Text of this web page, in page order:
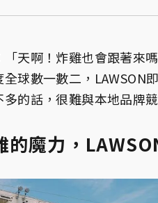
天啊！炸雞也會跟著來
全球數一數二，
的話，很難與本地品牌競
的魔力，